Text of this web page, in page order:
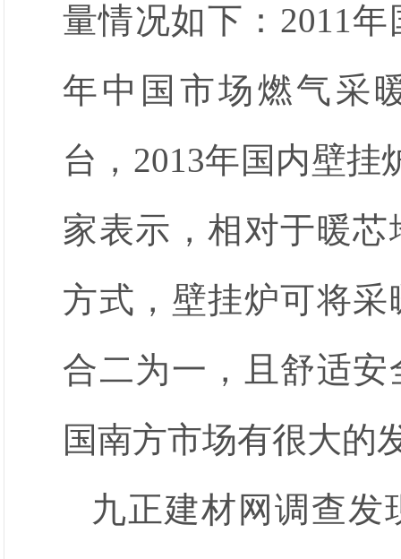
量情况如下：2011
年中国市场燃气采
台，2013年国内壁挂
家表示，相对于暖
方式，壁挂炉可将
合二为一，且舒适
国南方市场有很大的
九正建材网调查发